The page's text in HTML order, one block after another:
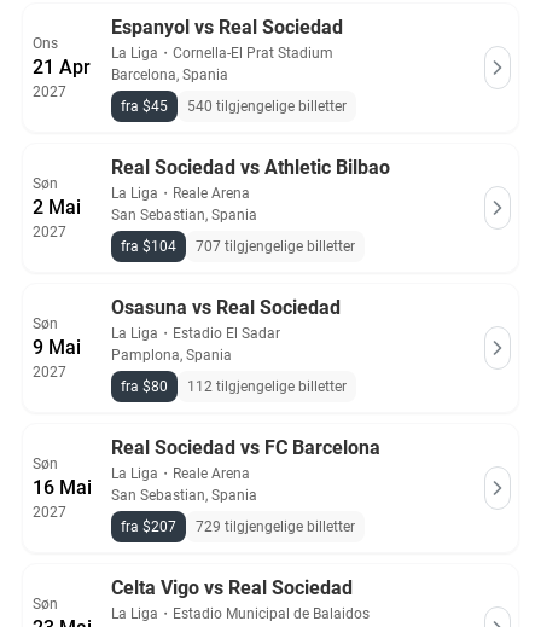
Ons
21 Apr
2027
Espanyol vs Real Sociedad
La Liga ・ Cornella-El Prat Stadium
Barcelona, Spania
fra $45
540 tilgjengelige billetter
Søn
2 Mai
2027
Real Sociedad vs Athletic Bilbao
La Liga ・ Reale Arena
San Sebastian, Spania
fra $104
707 tilgjengelige billetter
Søn
9 Mai
2027
Osasuna vs Real Sociedad
La Liga ・ Estadio El Sadar
Pamplona, Spania
fra $80
112 tilgjengelige billetter
Søn
16 Mai
2027
Real Sociedad vs FC Barcelona
La Liga ・ Reale Arena
San Sebastian, Spania
fra $207
729 tilgjengelige billetter
Søn
Celta Vigo vs Real Sociedad
La Liga ・ Estadio Municipal de Balaidos